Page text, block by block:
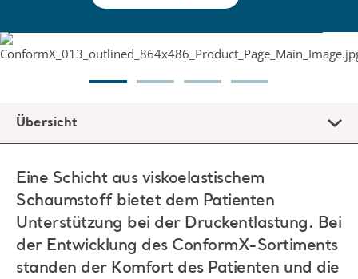
Übersicht
Eine Schicht aus viskoelastischem
Schaumstoff bietet dem Patienten
Unterstützung bei der Druckentlastung. Bei
der Entwicklung des ConformX-Sortiments
standen der Komfort des Patienten und die